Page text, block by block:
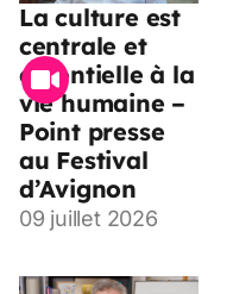
La culture est
centrale et
essentielle à la
vie humaine –
Point presse
au Festival
d’Avignon
09 juillet 2026